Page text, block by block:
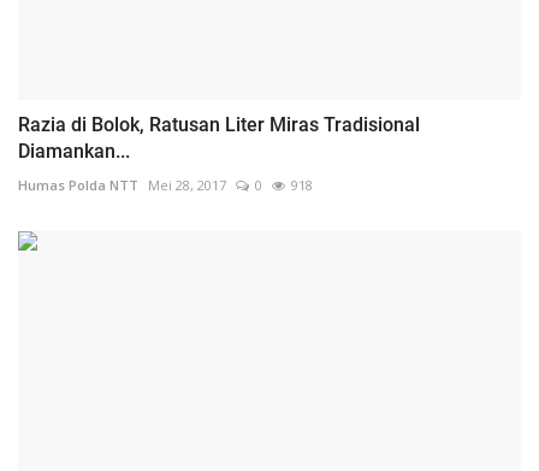
Razia di Bolok, Ratusan Liter Miras Tradisional
Diamankan...
Humas Polda NTT Mei 28, 2017 0 918